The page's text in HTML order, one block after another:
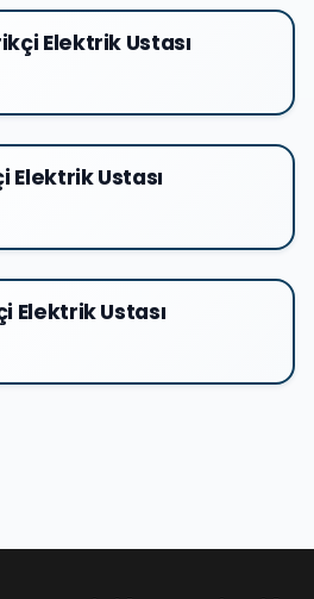
Elektrik Ustası
Elektrik Ustası
Elektrik Ustası